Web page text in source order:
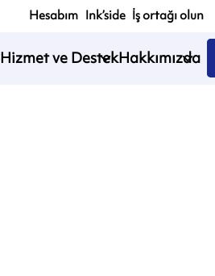
Hesabım Ink’side İş ortağı olun
Hizmet ve DestekHakkımızda